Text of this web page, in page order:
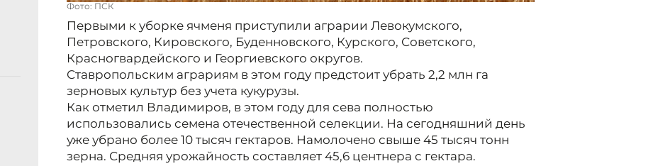
Фото: ПСК
Первыми к уборке ячменя приступили аграрии Левокумского,
Петровского, Кировского, Буденновского, Курского, Советского,
Красногвардейского и Георгиевского округов.
Ставропольским аграриям в этом году предстоит убрать 2,2 млн га
зерновых культур без учета кукурузы.
Как отметил Владимиров, в этом году для сева полностью
использовались семена отечественной селекции. На сегодняшний день
уже убрано более 10 тысяч гектаров. Намолочено свыше 45 тысяч тонн
зерна. Средняя урожайность составляет 45,6 центнера с гектара.